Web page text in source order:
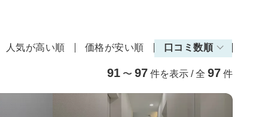
人気が高い順 価格が安い順 口コミ数順
91 〜 97 件を表示 / 全 97 件